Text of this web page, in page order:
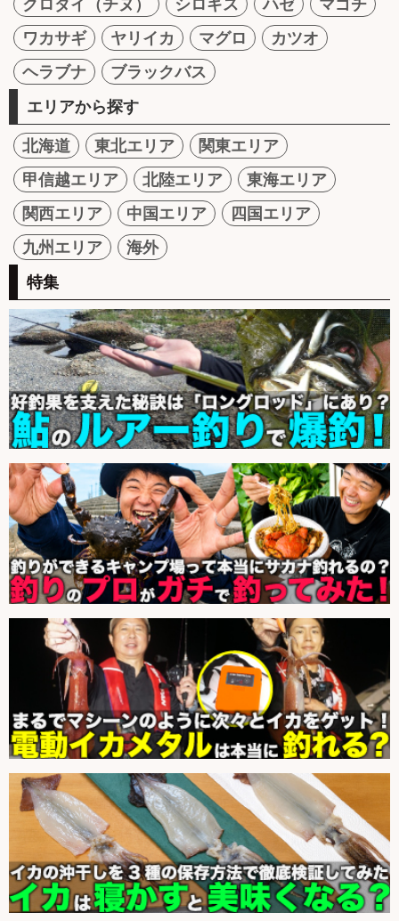
クロダイ（チヌ） シロギス ハゼ
マゴチ
ワカサギ
ヤリイカ マグロ
カツオ
ヘラブナ
ブラックバス
エリアから探す
北海道 東北エリア
関東エリア
甲信越エリア
北陸エリア
東海エリア
関西エリア
中国エリア
四国エリア
九州エリア
海外
特集